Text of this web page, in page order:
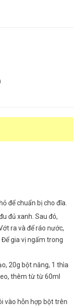
để chuẩn bị cho đĩa.
đủ xanh. Sau đó,
ra và để ráo nước,
gia vị ngấm trong
20g bột năng, 1 thìa
thêm từ từ 60ml
vào hỗn hợp bột trên